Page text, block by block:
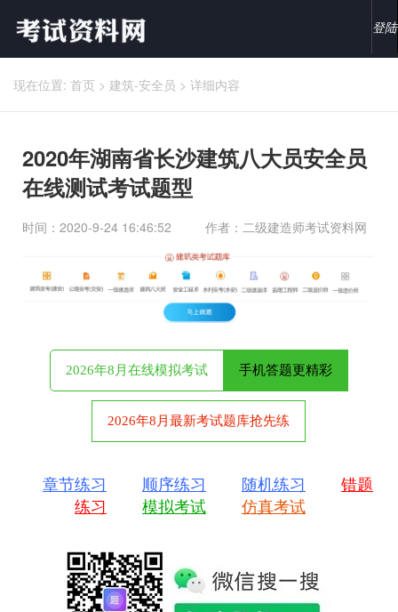
登陆
现在位置: 首页 > 建筑-安全员 > 详细内容
2020年湖南省长沙建筑八大员安全员
在线测试考试题型
时间：2020-9-24 16:46:52 作者：二级建造师考试资料网
2026年8月在线模拟考试 手机答题更精彩
2026年8月最新考试题库抢先练
章节练习 顺序练习 随机练习
错题
练习
模拟考试 仿真考试